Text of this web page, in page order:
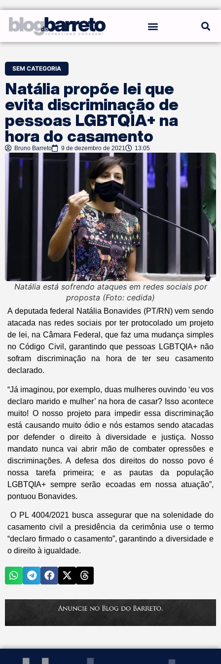
SEM CATEGORIA
Natália propõe lei que
evita discriminação de
pessoas LGBTQIA+ na
hora do casamento
Bruno Barreto 9 de dezembro de 2021 13:05
Natália está sofrendo ataques em redes sociais por
proposta (Foto: cedida)
A deputada federal Natália Bonavides (PT/RN) vem sendo
atacada nas redes sociais por ter protocolado um projeto
de lei, na Câmara Federal, que faz uma mudança simples
no Código Civil, garantindo que pessoas LGBTQIA+ não
sofram discriminação na hora de ter seu casamento
declarado.
“Já imaginou, por exemplo, duas mulheres ouvindo ‘eu vos
declaro marido e mulher’ na hora de casar? Isso acontece
muito! O nosso projeto para impedir essa discriminação
está causando muito ódio e nós estamos sendo atacadas
por defender o direito à diversidade e justiça. Nosso
mandato nunca vai abrir mão de combater opressões e
discriminações. A defesa dos direitos do nosso povo é
nossa tarefa primeira; e as pautas da população
LGBTQIA+ sempre serão ecoadas em nossa atuação”,
pontuou Bonavides.
O PL 4004/2021 busca assegurar que na solenidade do
casamento civil a presidência da cerimônia use o termo
“declaro firmado o casamento”, garantindo a diversidade e
o direito à igualdade.